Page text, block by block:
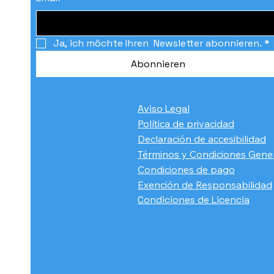
Ja, ich möchte Ihren  Newsletter abonnieren. *
Abonnieren
Aviso Legal
Política de privacidad
Declaración de accesibilidad
Términos y Condiciones
Condiciones de pago
​Exención de Responsabilidad
Condiciones de Licencia